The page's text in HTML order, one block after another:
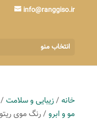
info@ranggiso.ir
انتخاب منو
خانه/زیبایی و سلامت/
مو و ابرو